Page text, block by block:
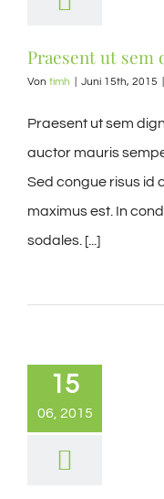
Praesent ut sem
Von timh Juni 15th, 2015
Praesent ut sem
auctor mauris
Sed congue risus id
maximus est. In
sodales. [...]
15
06, 2015